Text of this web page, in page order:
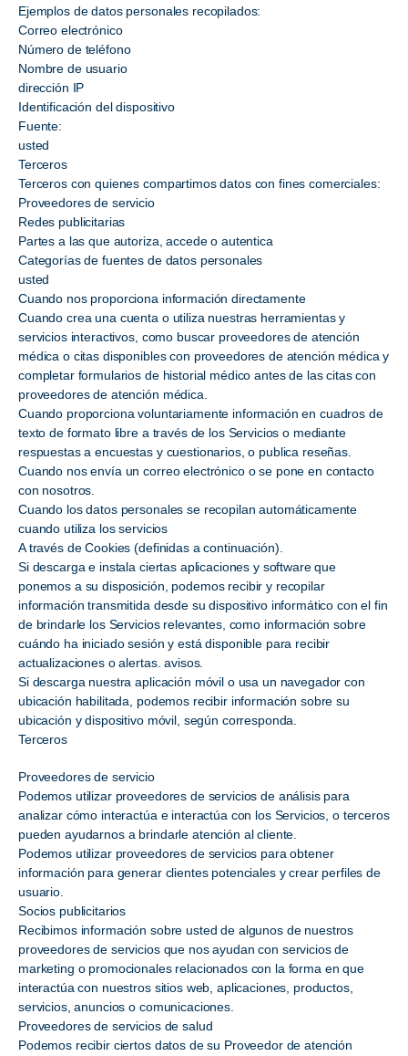
Ejemplos de datos personales recopilados:
Correo electrónico
Número de teléfono
Nombre de usuario
dirección IP
Identificación del dispositivo
Fuente:
usted
Terceros
Terceros con quienes compartimos datos con fines comerciales:
Proveedores de servicio
Redes publicitarias
Partes a las que autoriza, accede o autentica
Categorías de fuentes de datos personales
usted
Cuando nos proporciona información directamente
Cuando crea una cuenta o utiliza nuestras herramientas y
servicios interactivos, como buscar proveedores de atención
médica o citas disponibles con proveedores de atención médica y
completar formularios de historial médico antes de las citas con
proveedores de atención médica.
Cuando proporciona voluntariamente información en cuadros de
texto de formato libre a través de los Servicios o mediante
respuestas a encuestas y cuestionarios, o publica reseñas.
Cuando nos envía un correo electrónico o se pone en contacto
con nosotros.
Cuando los datos personales se recopilan automáticamente
cuando utiliza los servicios
A través de Cookies (definidas a continuación).
Si descarga e instala ciertas aplicaciones y software que
ponemos a su disposición, podemos recibir y recopilar
información transmitida desde su dispositivo informático con el fin
de brindarle los Servicios relevantes, como información sobre
cuándo ha iniciado sesión y está disponible para recibir
actualizaciones o alertas. avisos.
Si descarga nuestra aplicación móvil o usa un navegador con
ubicación habilitada, podemos recibir información sobre su
ubicación y dispositivo móvil, según corresponda.
Terceros
Proveedores de servicio
Podemos utilizar proveedores de servicios de análisis para
analizar cómo interactúa e interactúa con los Servicios, o terceros
pueden ayudarnos a brindarle atención al cliente.
Podemos utilizar proveedores de servicios para obtener
información para generar clientes potenciales y crear perfiles de
usuario.
Socios publicitarios
Recibimos información sobre usted de algunos de nuestros
proveedores de servicios que nos ayudan con servicios de
marketing o promocionales relacionados con la forma en que
interactúa con nuestros sitios web, aplicaciones, productos,
servicios, anuncios o comunicaciones.
Proveedores de servicios de salud
Podemos recibir ciertos datos de su Proveedor de atención